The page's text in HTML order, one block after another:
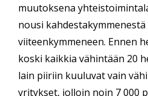
muutoksena
nousi
viiteenkymmeneen. Ennen
koski kaikkia vähintään 20
lain piiriin kuuluvat vain
yritykset, jolloin noin 7 000